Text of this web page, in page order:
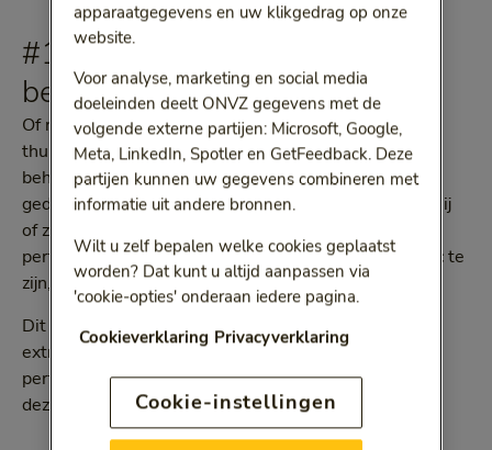
#1 De ideale thuiswerker
bestaat niet
Of nou ja, die komt bijna niet voor. “De ideale
thuiswerker is namelijk introvert en heeft niet zoveel
behoefte aan menselijk contact. Hij of zij is heel
gedisciplineerd, heeft veel zelfcontrole en doet wat hij
of zij zich voorneemt. Deze persoon is niet al te
perfectionistisch en heeft geen aanleg om workaholic te
zijn,” aldus psycholoog Elze Versteeve.
Dit betekent tegelijkertijd dat medewerkers die
extravert zijn, weinig discipline hebben of juist erg
perfectionistisch zijn nu een risicogroep vormen. Hou
deze medewerkers dus extra in de gaten.
apparaatgegevens en uw klikgedrag op onze
website.
Voor analyse, marketing en social media
doeleinden deelt ONVZ gegevens met de
volgende externe partijen: Microsoft, Google,
Meta, LinkedIn, Spotler en GetFeedback. Deze
partijen kunnen uw gegevens combineren met
informatie uit andere bronnen.
Wilt u zelf bepalen welke cookies geplaatst
worden? Dat kunt u altijd aanpassen via
'cookie-opties' onderaan iedere pagina.
Cookieverklaring Privacyverklaring
Cookie-instellingen